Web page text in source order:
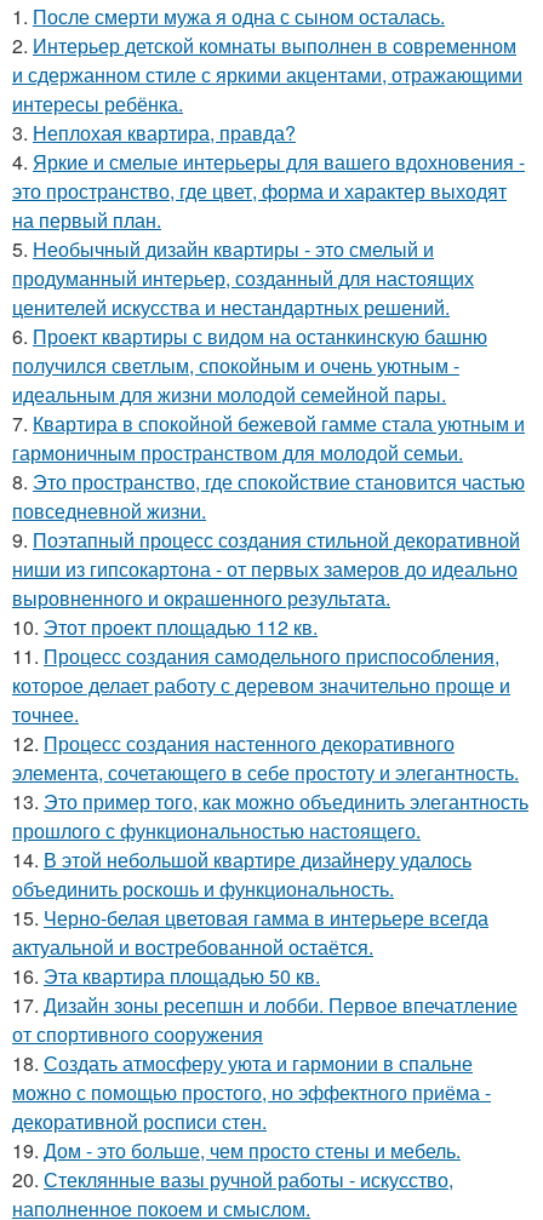
1. После смерти мужа я одна с сыном осталась.
2. Интерьер детской комнаты выполнен в современном
и сдержанном стиле с яркими акцентами, отражающими
интересы ребёнка.
3. Неплохая квартира, правда?
4. Яркие и смелые интерьеры для вашего вдохновения -
это пространство, где цвет, форма и характер выходят
на первый план.
5. Необычный дизайн квартиры - это смелый и
продуманный интерьер, созданный для настоящих
ценителей искусства и нестандартных решений.
6. Проект квартиры с видом на останкинскую башню
получился светлым, спокойным и очень уютным -
идеальным для жизни молодой семейной пары.
7. Квартира в спокойной бежевой гамме стала уютным и
гармоничным пространством для молодой семьи.
8. Это пространство, где спокойствие становится частью
повседневной жизни.
9. Поэтапный процесс создания стильной декоративной
ниши из гипсокартона - от первых замеров до идеально
выровненного и окрашенного результата.
10. Этот проект площадью 112 кв.
11. Процесс создания самодельного приспособления,
которое делает работу с деревом значительно проще и
точнее.
12. Процесс создания настенного декоративного
элемента, сочетающего в себе простоту и элегантность.
13. Это пример того, как можно объединить элегантность
прошлого с функциональностью настоящего.
14. В этой небольшой квартире дизайнеру удалось
объединить роскошь и функциональность.
15. Черно-белая цветовая гамма в интерьере всегда
актуальной и востребованной остаётся.
16. Эта квартира площадью 50 кв.
17. Дизайн зоны ресепшн и лобби. Первое впечатление
от спортивного сооружения
18. Создать атмосферу уюта и гармонии в спальне
можно с помощью простого, но эффектного приёма -
декоративной росписи стен.
19. Дом - это больше, чем просто стены и мебель.
20. Стеклянные вазы ручной работы - искусство,
наполненное покоем и смыслом.